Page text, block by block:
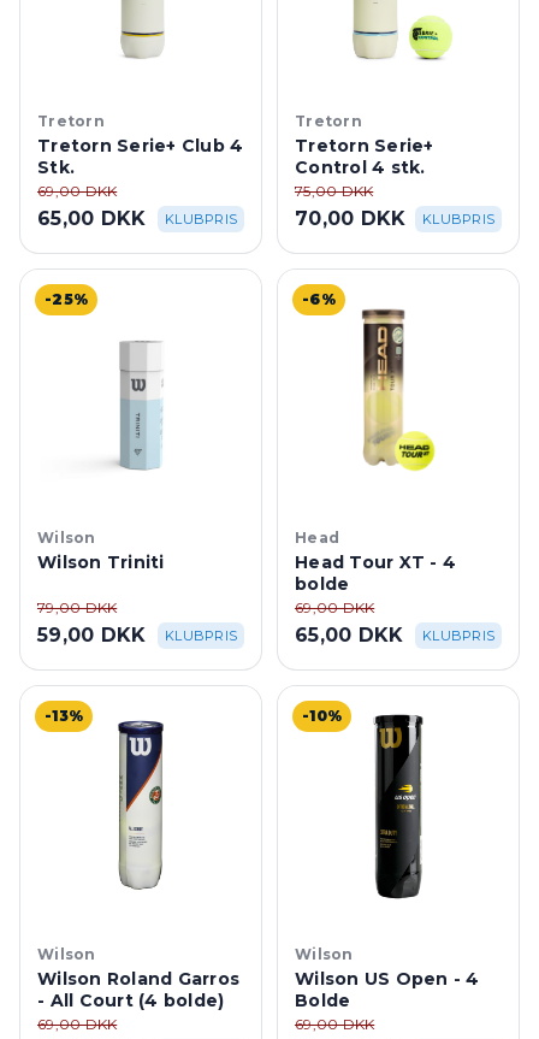
Tretorn
Tretorn Serie+ Club 4
Stk.
69,00 DKK
65,00 DKK KLUBPRIS
Tretorn
Tretorn Serie+
Control 4 stk.
75,00 DKK
70,00 DKK KLUBPRIS
-25%
Wilson
Wilson Triniti
79,00 DKK
59,00 DKK KLUBPRIS
-6%
Head
Head Tour XT - 4
bolde
69,00 DKK
65,00 DKK KLUBPRIS
-13%
Wilson
Wilson Roland Garros
- All Court (4 bolde)
69,00 DKK
-10%
Wilson
Wilson US Open - 4
Bolde
69,00 DKK